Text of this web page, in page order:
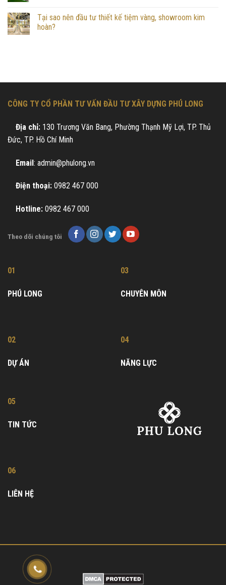
Tại sao nên đầu tư thiết kế tiệm vàng, showroom kim
hoàn?
CÔNG TY CỔ PHẦN TƯ VẤN ĐẦU TƯ XÂY DỰNG PHÚ LONG
Địa chỉ: 130 Trương Văn Bang, Phường Thạnh Mỹ Lợi, TP. Thủ
Đức, TP. Hồ Chí Minh
Email: admin@phulong.vn
Điện thoại: 0982 467 000
Hotline: 0982 467 000
Theo dõi chúng tôi
01
PHÚ LONG
02
DỰ ÁN
03
CHUYÊN MÔN
04
NĂNG LỰC
05
TIN TỨC
06
LIÊN HỆ